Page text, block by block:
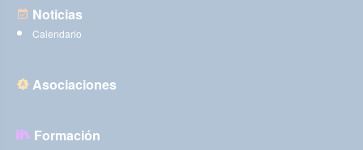
Noticias
Calendario
Asociaciones
Formación